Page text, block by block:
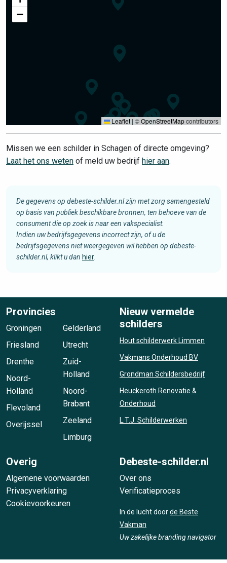
−
Leaflet | ©OpenStreetMapcontributors
Missen we een schilder in Schagen of directe omgeving?
Laat het ons weten of meld uw bedrijf hier aan.
De gegevens op debeste-schilder.nl zijn met zorg samengesteld
op basis van publiek beschikbare bronnen, ten behoeve van de
consument die op zoek is naar een vakspecialist.
Indien uw bedrijfsgegevens incorrect zijn, of u de
bedrijfsgegevens niet weergegeven wil hebben op debeste-
schilder.nl, klikt u dan hier
Provincies
Groningen
Friesland
Drenthe
Noord-
Holland
Flevoland
Overijssel
Gelderland
Utrecht
Zuid-
Holland
Noord-
Brabant
Zeeland
Limburg
Nieuw vermelde
schilders
Hout schilderwerk Limmen
Vakmans Onderhoud BV
Grondman Schildersbedrijf
Heuckeroth Renovatie &
Onderhoud
L.T.J. Schilderwerken
Overig
Algemene voorwaarden
Privacyverklaring
Cookievoorkeuren
Debeste-schilder.nl
Over ons
Verificatieproces
In de lucht doorde Beste
Vakman
Uw zakelijke branding navigator